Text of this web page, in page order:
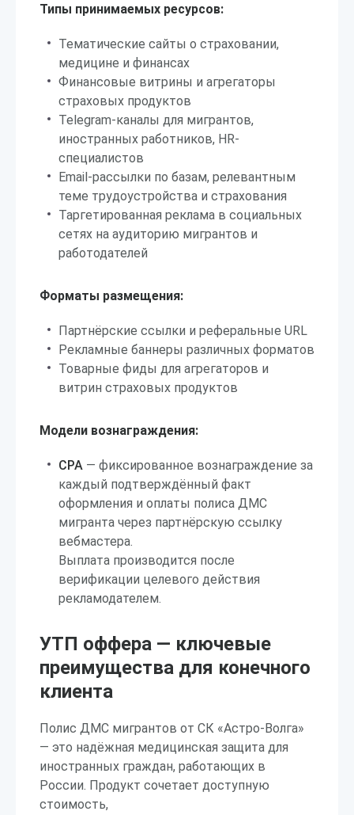
Типы принимаемых ресурсов:
Тематические сайты о страховании,
медицине и финансах
Финансовые витрины и агрегаторы
страховых продуктов
Telegram-каналы для мигрантов,
иностранных работников, HR-
специалистов
Email-рассылки по базам, релевантным
теме трудоустройства и страхования
Таргетированная реклама в социальных
сетях на аудиторию мигрантов и
работодателей
Форматы размещения:
Партнёрские ссылки и реферальные URL
Рекламные баннеры различных форматов
Товарные фиды для агрегаторов и
витрин страховых продуктов
Модели вознаграждения:
CPA — фиксированное вознаграждение за
каждый подтверждённый факт
оформления и оплаты полиса ДМС
мигранта через партнёрскую ссылку
вебмастера.
Выплата производится после
верификации целевого действия
рекламодателем.
УТП оффера — ключевые
преимущества для конечного
клиента
Полис ДМС мигрантов от СК «Астро-Волга»
— это надёжная медицинская защита для
иностранных граждан, работающих в
России. Продукт сочетает доступную
стоимость,